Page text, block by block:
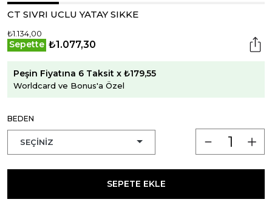
CT SIVRI UCLU YATAY SIKKE
₺1.134,00
Sepette ₺1.077,30
Peşin Fiyatına 6 Taksit x ₺179,55
Worldcard ve Bonus'a Özel
BEDEN
SEPETE EKLE